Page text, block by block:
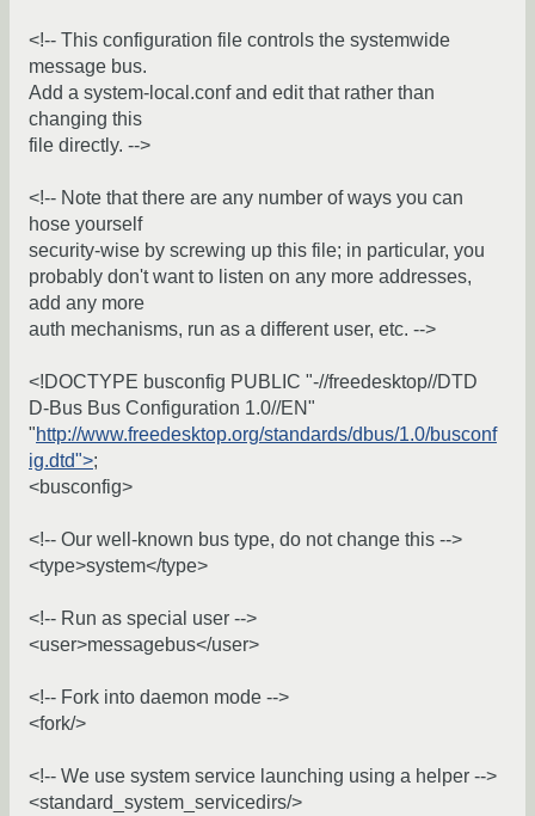
<!-- This configuration file controls the systemwide
message bus.
Add a system-local.conf and edit that rather than
changing this
file directly. -->
<!-- Note that there are any number of ways you can
hose yourself
security-wise by screwing up this file; in particular, you
probably don't want to listen on any more addresses,
add any more
auth mechanisms, run as a different user, etc. -->
<!DOCTYPE busconfig PUBLIC "-//freedesktop//DTD
D-Bus Bus Configuration 1.0//EN"
"http://www.freedesktop.org/standards/dbus/1.0/busconf
ig.dtd">;
<busconfig>
<!-- Our well-known bus type, do not change this -->
<type>system</type>
<!-- Run as special user -->
<user>messagebus</user>
<!-- Fork into daemon mode -->
<fork/>
<!-- We use system service launching using a helper -->
<standard_system_servicedirs/>